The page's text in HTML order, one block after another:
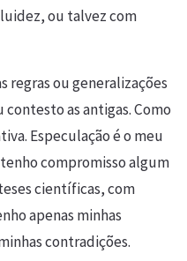
ou talvez com
regras ou generalizações
as antigas. Como
Especulação é o meu
compromisso algum
científicas, com
apenas minhas
contradições.